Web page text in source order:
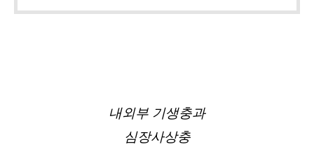
내외부 기생충과
심장사상충